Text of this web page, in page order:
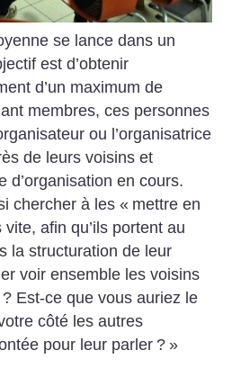
se lance dans un
est d’obtenir
d’un maximum de
membres, ces personnes
ou l’organisatrice
de leurs voisins et
d’organisation en cours.
chercher à les « mettre en
vite, afin qu’ils portent au
la structuration de leur
voir ensemble les voisins
? Est-ce que vous auriez le
côté les autres
pour leur parler ? »